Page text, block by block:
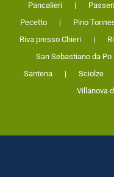
Pancalieri
Pecetto
Pino
Riva presso Chieri
San Sebastiano da Po
Santena
Sciolze
Villanova